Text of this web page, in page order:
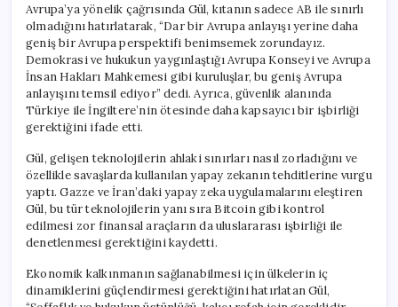
Avrupa’ya yönelik çağrısında Gül, kıtanın sadece AB ile sınırlı
olmadığını hatırlatarak, “Dar bir Avrupa anlayışı yerine daha
geniş bir Avrupa perspektifi benimsemek zorundayız.
Demokrasi ve hukukun yaygınlaştığı Avrupa Konseyi ve Avrupa
İnsan Hakları Mahkemesi gibi kuruluşlar, bu geniş Avrupa
anlayışını temsil ediyor” dedi. Ayrıca, güvenlik alanında
Türkiye ile İngiltere’nin ötesinde daha kapsayıcı bir işbirliği
gerektiğini ifade etti.
Gül, gelişen teknolojilerin ahlaki sınırları nasıl zorladığını ve
özellikle savaşlarda kullanılan yapay zekanın tehditlerine vurgu
yaptı. Gazze ve İran’daki yapay zeka uygulamalarını eleştiren
Gül, bu tür teknolojilerin yanı sıra Bitcoin gibi kontrol
edilmesi zor finansal araçların da uluslararası işbirliği ile
denetlenmesi gerektiğini kaydetti.
Ekonomik kalkınmanın sağlanabilmesi için ülkelerin iç
dinamiklerini güçlendirmesi gerektiğini hatırlatan Gül,